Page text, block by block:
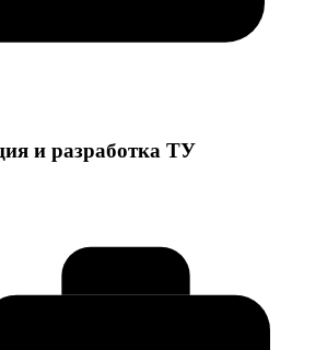
и разработка ТУ